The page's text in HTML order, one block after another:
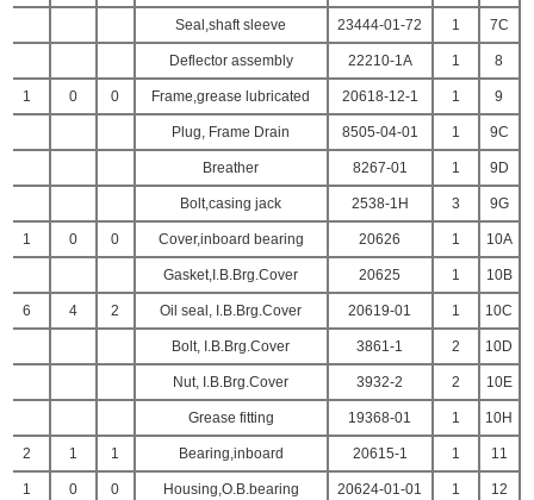
7C
1
23444-01-72
Seal,shaft sleeve
8
1
22210-1A
Deflector assembly
9
1
20618-12-1
Frame,grease lubricated
0
0
1
9C
1
8505-04-01
Plug, Frame Drain
9D
1
8267-01
Breather
9G
3
2538-1H
Bolt,casing jack
10A
1
20626
Cover,inboard bearing
0
0
1
10B
1
20625
Gasket,I.B.Brg.Cover
10C
1
20619-01
Oil seal, I.B.Brg.Cover
2
4
6
10D
2
3861-1
Bolt, I.B.Brg.Cover
10E
2
3932-2
Nut, I.B.Brg.Cover
10H
1
19368-01
Grease fitting
11
1
20615-1
Bearing,inboard
1
1
2
12
1
20624-01-01
Housing,O.B.bearing
0
0
1